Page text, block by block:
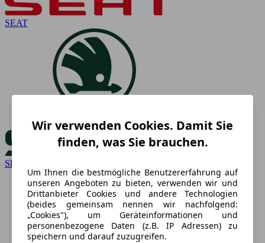
SEAT
Skoda
Wir verwenden Cookies. Damit Sie
finden, was Sie brauchen.
Um Ihnen die bestmögliche Benutzererfahrung auf
unseren Angeboten zu bieten, verwenden wir und
Drittanbieter Cookies und andere Technologien
(beides gemeinsam nennen wir nachfolgend:
„Cookies"), um Geräteinformationen und
personenbezogene Daten (z.B. IP Adressen) zu
speichern und darauf zuzugreifen.